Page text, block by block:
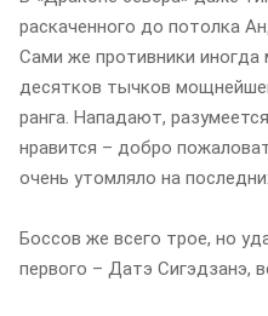
раскаченного до потолка
Сами же противники
десятков тычков
ранга. Нападают,
нравится – добро
очень утомляло на
Боссов же всего трое, но
первого – Датэ Сигэдзанэ,